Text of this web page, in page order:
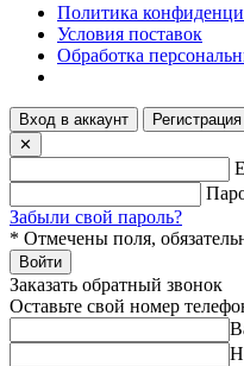
Политика
Условия поставок
Обработка
Вход в аккаунт
Регистрация
✕
Забыли свой пароль?
* Отмечены поля,
Войти
Заказать обратный звонок
Оставьте свой номер